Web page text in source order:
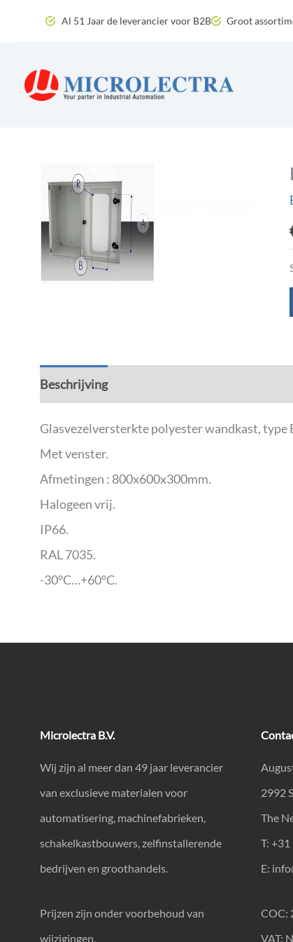
inhoud
Al 51 Jaar de leverancier voor B2B Groot
Beschrijving
Glasvezelversterkte polyester wandkast, type
Met venster.
Afmetingen : 800x600x300mm.
Halogeen vrij.
IP66.
RAL 7035.
-30°C…+60°C.
Microlectra B.V.
Wij zijn al meer dan 49 jaar leverancier
van exclusieve materialen voor
automatisering, machinefabrieken,
schakelkastbouwers, zelfinstallerende
bedrijven en groothandels.
Prijzen zijn onder voorbehoud van
wijzigingen.
2992
The
T:
E:
COC:
VAT: